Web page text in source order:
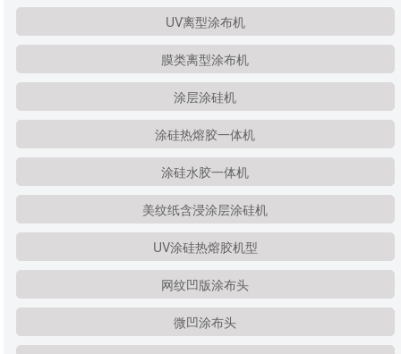
UV离型涂布机
膜类离型涂布机
涂层涂硅机
涂硅热熔胶一体机
涂硅水胶一体机
美纹纸含浸涂层涂硅机
UV涂硅热熔胶机型
网纹凹版涂布头
微凹涂布头